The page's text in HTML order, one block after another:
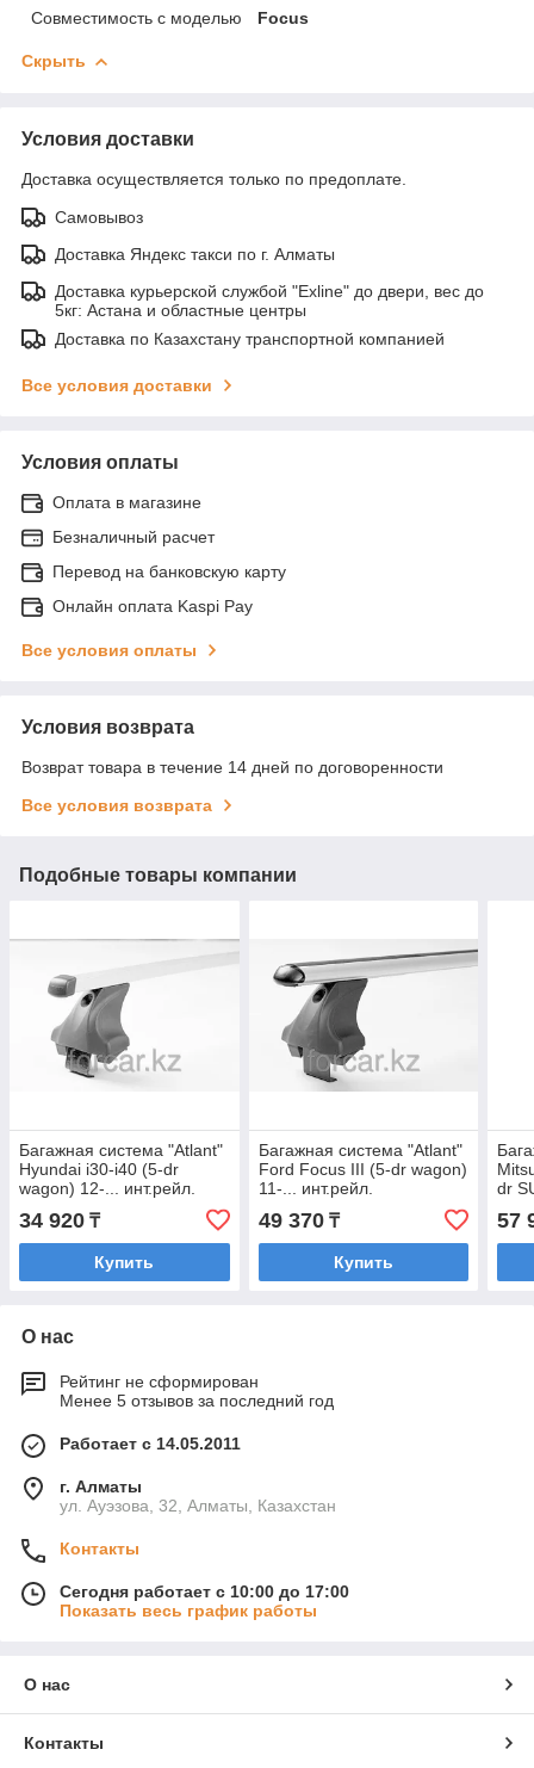
Совместимость с моделью
Focus
Скрыть
Условия доставки
Доставка осуществляется только по предоплате.
Самовывоз
Доставка Яндекс такси по г. Алматы
Доставка курьерской службой "Exline" до двери, вес до
5кг: Астана и областные центры
Доставка по Казахстану транспортной компанией
Все условия доставки
Условия оплаты
Оплата в магазине
Безналичный расчет
Перевод на банковскую карту
Онлайн оплата Kaspi Pay
Все условия оплаты
Условия возврата
Возврат товара в течение 14 дней по договоренности
Все условия возврата
Подобные товары компании
Багажная система "Atlant"
Hyundai i30-i40 (5-dr
wagon) 12-... инт.рейл.
(Прямоугольная)
34 920 ₸
Купить
Багажная система "Atlant"
Ford Focus III (5-dr wagon)
11-... инт.рейл.
(Аэродинамическая)
49 370₸
Купить
dr
57
О нас
Рейтинг не сформирован
Менее 5 отзывов за последний год
Работает с 14.05.2011
г. Алматы
ул. Ауэзова, 32, Алматы, Казахстан
Контакты
Сегодня работает с 10:00 до 17:00
Показать весь график работы
О нас
Контакты